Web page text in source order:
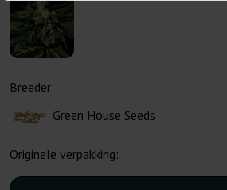
Breeder:
Green House Seeds
Originele verpakking: